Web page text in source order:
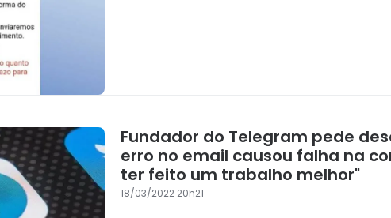
Fundador do Telegram pede
erro no email causou falha na
ter feito um trabalho melhor"
18/03/2022 20h21